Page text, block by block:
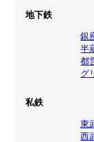
地下鉄
銀
半
都
グ
私鉄
東
西